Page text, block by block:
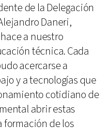
de la Delegación
Daneri,
a nuestro
técnica. Cada
acercarse a
y a tecnologías que
cotidiano de
abrir estas
formación de los